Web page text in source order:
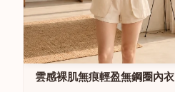
雲感裸肌無痕輕盈無鋼圈內衣